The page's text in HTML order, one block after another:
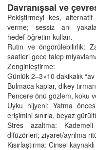
Davranışsal ve
Pekiştirmeyi kes,
verme; sessiz anı
hedef‑öğretim kullan.
Rutin ve öngörülebilirlik:
saatleri gece talep
Zenginleştirme:
Günlük 2–3×10 dakikalık
Bulmaca kaplar, dikey
Pencere önü gözlem, koku
Uyku hijyeni: Yatma
erişimini sınırla, beyaz
Stres azaltma:
difüzörleri; ziyaret/ayrılma
Kısırlaştırma: Cinsel